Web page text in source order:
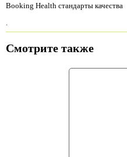
Booking Health стандарты качества
Смотрите также